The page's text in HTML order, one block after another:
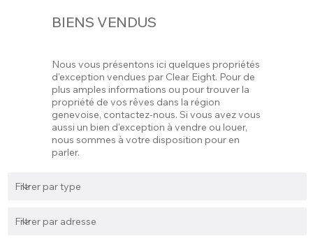
BIENS VENDUS
Nous vous présentons ici quelques propriétés
d'exception vendues par Clear Eight. Pour de
plus amples informations ou pour trouver la
propriété de vos rêves dans la région
genevoise, contactez-nous. Si vous avez vous
aussi un bien d'exception à vendre ou louer,
nous sommes à votre disposition pour en
parler.